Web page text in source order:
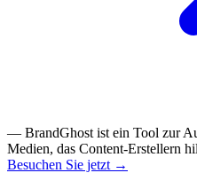
— BrandGhost ist ein Tool zur
Medien, das Content-Erstellern
Besuchen Sie jetzt →